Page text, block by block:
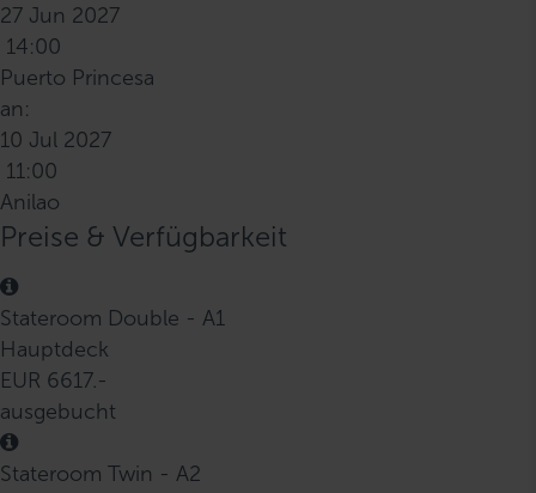
27 Jun 2027
14:00
Puerto Princesa
an:
10 Jul 2027
11:00
Anilao
Preise & Verfügbarkeit
Stateroom Double - A1
Hauptdeck
EUR 6617.-
ausgebucht
Stateroom Twin - A2